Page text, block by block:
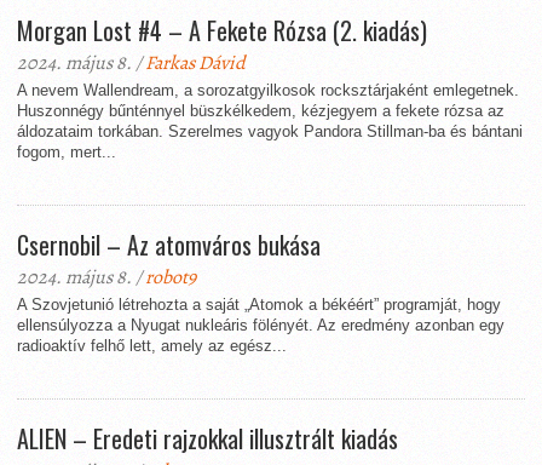
Morgan Lost #4 – A Fekete Rózsa (2. kiadás)
2024. május 8. /Farkas Dávid
A nevem Wallendream, a sorozatgyilkosok rocksztárjaként emlegetnek.
Huszonnégy bűnténnyel büszkélkedem, kézjegyem a fekete rózsa az
áldozataim torkában. Szerelmes vagyok Pandora Stillman-ba és bántani
fogom, mert...
Csernobil – Az atomváros bukása
2024. május 8. /robot9
A Szovjetunió létrehozta a saját „Atomok a békéért” programját, hogy
ellensúlyozza a Nyugat nukleáris fölényét. Az eredmény azonban egy
radioaktív felhő lett, amely az egész...
ALIEN – Eredeti rajzokkal illusztrált kiadás